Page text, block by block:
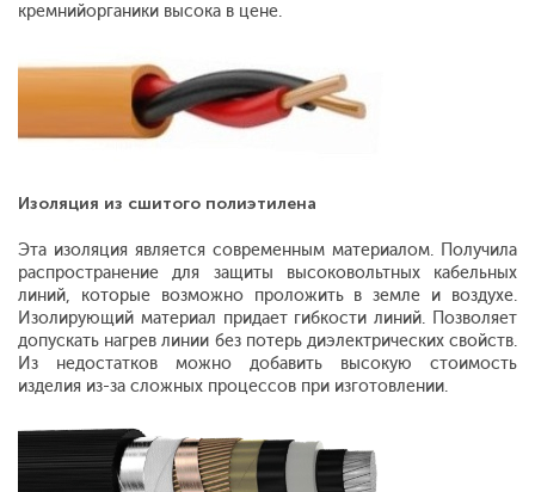
кремнийорганики высока в цене.
Изоляция из сшитого полиэтилена
Эта изоляция является современным материалом. Получила
распространение для защиты высоковольтных кабельных
линий, которые возможно проложить в земле и воздухе.
Изолирующий материал придает гибкости линий. Позволяет
допускать нагрев линии без потерь диэлектрических свойств.
Из недостатков можно добавить высокую стоимость
изделия из-за сложных процессов при изготовлении.